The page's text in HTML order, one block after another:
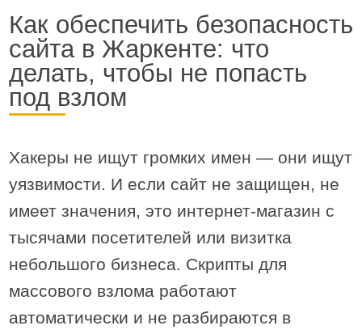
Как обеспечить безопасность
сайта в Жаркенте: что
делать, чтобы не попасть
под взлом
Хакеры не ищут громких имен — они ищут
уязвимости. И если сайт не защищен, не
имеет значения, это интернет-магазин с
тысячами посетителей или визитка
небольшого бизнеса. Скрипты для
массового взлома работают
автоматически и не разбираются в